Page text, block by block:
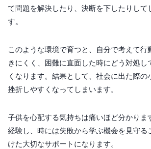
て問題を解決したり、決断を下したりして
す。
このような環境で育つと、自分で考えて行
きにくく、困難に直面した時にどう対処し
くなります。結果として、社会に出た際の
挫折しやすくなってしまいます。
子供を心配する気持ちは痛いほど分かりま
経験し、時には失敗から学ぶ機会を見守る
けた大切なサポートになります。